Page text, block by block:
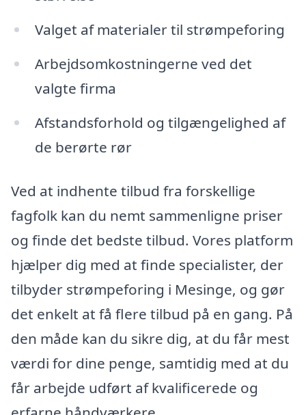
Valget af materialer til strømpeforing
Arbejdsomkostningerne ved det
valgte firma
Afstandsforhold og tilgængelighed af
de berørte rør
Ved at indhente tilbud fra forskellige
fagfolk kan du nemt sammenligne priser
og finde det bedste tilbud. Vores platform
hjælper dig med at finde specialister, der
tilbyder strømpeforing i Mesinge, og gør
det enkelt at få flere tilbud på en gang. På
den måde kan du sikre dig, at du får mest
værdi for dine penge, samtidig med at du
får arbejde udført af kvalificerede og